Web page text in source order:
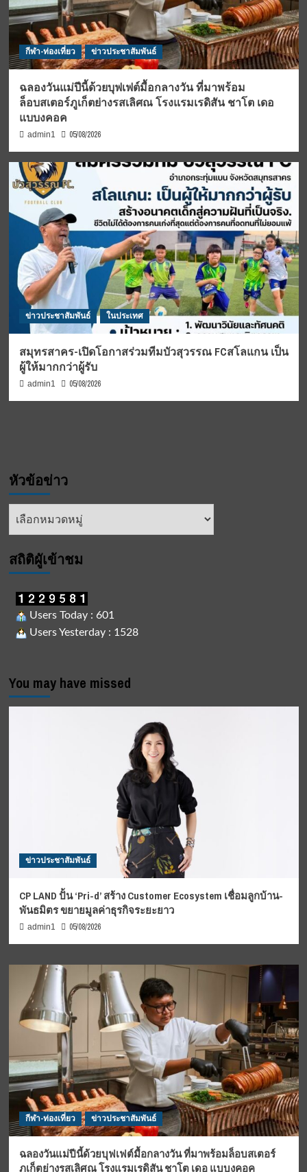
กีฬา-ท่องเที่ยว ข่าวประชาสัมพันธ์
ฉลองวันแม่ปีนี้ด้วยบุฟเฟต์มื้อกลางวัน ที่มาพร้อม
ล็อบสเตอร์ภูเก็ตย่างรสเลิศณ โรงแรมเรดิสัน ชาโต เดอ
แบบงคอค
admin1 05/08/2026
ข่าวประชาสัมพันธ์ ในประเทศ
สมุทรสาคร-เปิดโอกาสร่วมทีมบัวสุวรรณ FCสโลแกน เป็น
ผู้ให้มากกว่าผู้รับ
admin1 05/08/2026
หัวข้อข่าว
หัวข้อ
สถิติผูัเข้าชม
Users Today : 601
Users Yesterday : 1528
You may have missed
ข่าวประชาสัมพันธ์
CP LAND ปั้น ‘Pri-d’ สร้าง Customer Ecosystem เชื่อมลูกบ้าน-
พันธมิตร ขยายมูลค่าธุรกิจระยะยาว
admin1 05/08/2026
กีฬา-ท่องเที่ยว ข่าวประชาสัมพันธ์
ฉลองวันแม่ปีนี้ด้วยบุฟเฟต์มื้อกลางวัน ที่มาพร้อมล็อบสเตอร์
ภูเก็ตย่างรสเลิศณ โรงแรมเรดิสัน ชาโต เดอ แบบงคอค